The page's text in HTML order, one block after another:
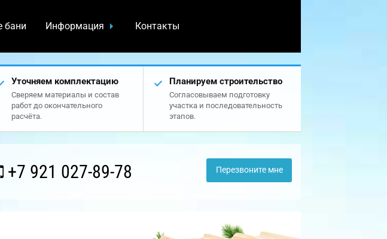
бани Информация Контакты
Уточняем комплектацию
Сверяем материалы и состав
работ до окончательного
расчёта.
Планируем строительство
Согласовываем подготовку
участка и последовательность
этапов.
+7 921 027-89-78 Перезвоните мне